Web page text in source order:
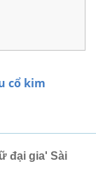
cổ kim
đại gia' Sài